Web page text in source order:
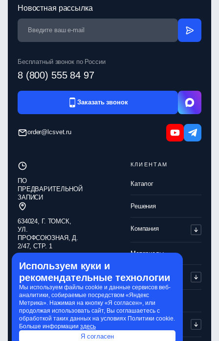
Новостная рассылка
Бесплатный звонок по России
8 (800) 555 84 97
Заказать звонок
order@lcsvet.ru
КЛИЕНТАМ
Каталог
Решения
Компания
Материалы
Партнерам
Контакты
ПО
ПРЕДВАРИТЕЛЬНОЙ
ЗАПИСИ
634024, Г. ТОМСК,
УЛ.
ПРОФСОЮЗНАЯ, Д.
2/47, СТР. 1
Обработка
персональных
данных
Политика
конфиденциальности
Обработка cookie-
файлов
Используем куки и
рекомендательные технологии
Мы используем файлы cookie и данные сервисов веб-
аналитики, собираемые посредством «Яндекс
Метрика». Нажимая на кнопку «Я согласен», или
продолжая использовать сайт, Вы соглашаетесь с
обработкой таких данных на условиях Политики cookie.
Больше информации здесь
Я согласен